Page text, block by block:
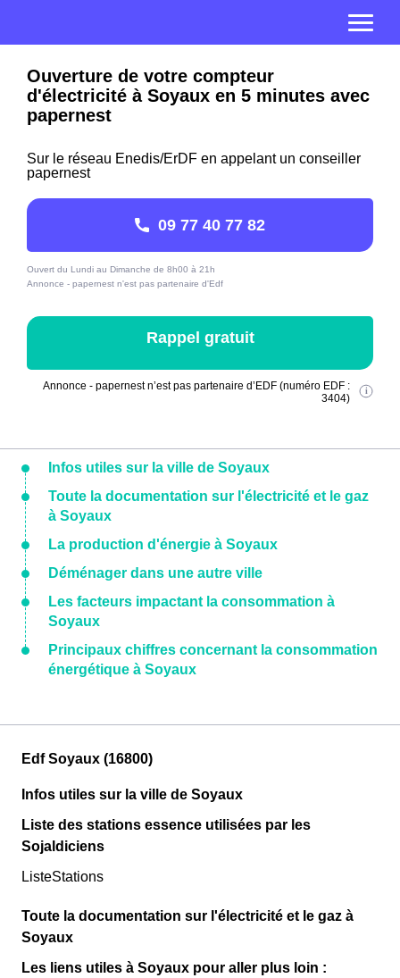
Ouverture de votre compteur
d'électricité à Soyaux en 5 minutes avec
papernest
Sur le réseau Enedis/ErDF en appelant un conseiller
papernest
09 77 40 77 82
Ouvert du Lundi au Dimanche de 8h00 à 21h
Annonce - papernest n'est pas partenaire d'Edf
Rappel gratuit
Annonce - papernest n’est pas partenaire d’EDF (numéro EDF :
3404)
Infos utiles sur la ville de Soyaux
Toute la documentation sur l'électricité et le gaz
à Soyaux
La production d'énergie à Soyaux
Déménager dans une autre ville
Les facteurs impactant la consommation à
Soyaux
Principaux chiffres concernant la consommation
énergétique à Soyaux
Edf Soyaux (16800)
Infos utiles sur la ville de Soyaux
Liste des stations essence utilisées par les
Sojaldiciens
ListeStations
Toute la documentation sur l'électricité et le gaz à
Soyaux
Les liens utiles à Soyaux pour aller plus loin :